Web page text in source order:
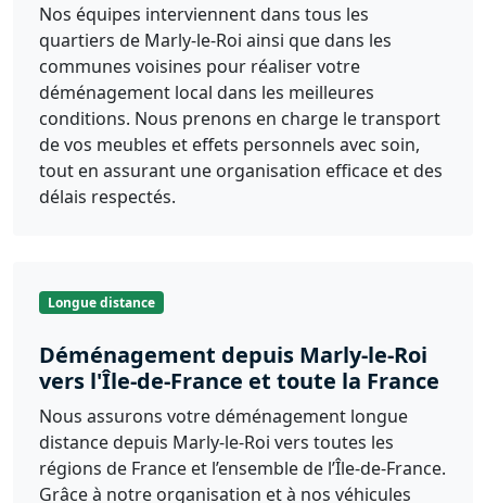
Nos équipes interviennent dans tous les
quartiers de Marly-le-Roi ainsi que dans les
communes voisines pour réaliser votre
déménagement local dans les meilleures
conditions. Nous prenons en charge le transport
de vos meubles et effets personnels avec soin,
tout en assurant une organisation efficace et des
délais respectés.
Longue distance
Déménagement depuis Marly-le-Roi
vers l'Île-de-France et toute la France
Nous assurons votre déménagement longue
distance depuis Marly-le-Roi vers toutes les
régions de France et l’ensemble de l’Île-de-France.
Grâce à notre organisation et à nos véhicules